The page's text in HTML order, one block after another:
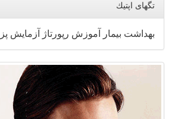
تگهای اپتیك
بهداشت بیمار آموزش رپورتاژ آزمایش